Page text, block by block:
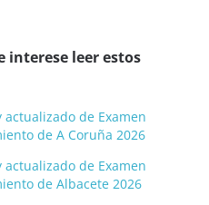
interese leer estos
de Examen
de A Coruña 2026
de Examen
de Albacete 2026